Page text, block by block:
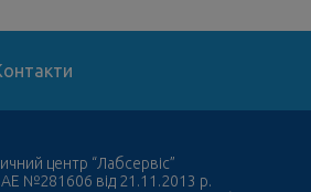
центр “Лабсервіс”
АЕ №281606 від 21.11.2013 р.